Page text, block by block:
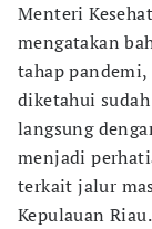
Menteri
mengatakan
tahap
diketahui
langsung
menjadi
terkait jalur
Kepulauan Riau.